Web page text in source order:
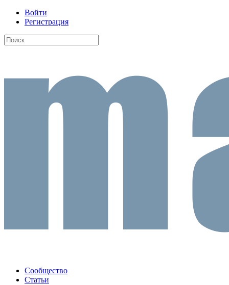
Войти
Регистрация
Сообщество
Статьи